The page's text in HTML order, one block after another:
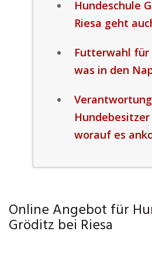
Hundeschule
Riesa geht
Futterwahl für
was in den
Hundebesitzer
worauf es
Online Angebot für
Gröditz bei Riesa